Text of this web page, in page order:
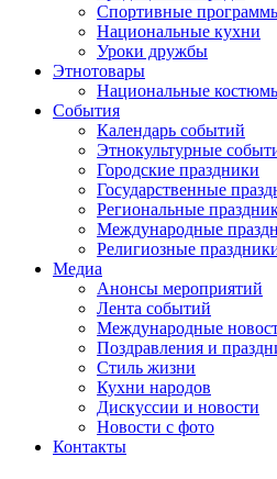
Спортивные
Национальные кухни
Уроки дружбы
Этнотовары
Национальные
События
Календарь событий
Этнокультурные
Городские праздники
Государственные
Региональные
Международные
Религиозные
Медиа
Анонсы мероприятий
Лента событий
Международные
Поздравления и
Cтиль жизни
Кухни народов
Дискуссии и новости
Новости с фото
Контакты